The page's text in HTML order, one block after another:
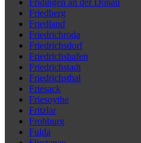
Fridingen an der Donau
Friedberg
Friedland
Friedrichroda
Friedrichsdorf
Friedrichshafen
Friedrichstadt
Friedrichsthal
Friesack
Friesoythe
Fritzlar
Frohburg
Fulda